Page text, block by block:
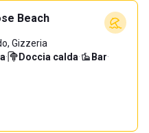
Beach
Gizzeria
· Doccia calda· Bar·